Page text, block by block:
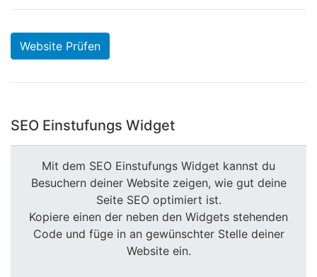
Website Prüfen
SEO Einstufungs Widget
Mit dem SEO Einstufungs Widget kannst du
Besuchern deiner Website zeigen, wie gut deine
Seite SEO optimiert ist.
Kopiere einen der neben den Widgets stehenden
Code und füge in an gewünschter Stelle deiner
Website ein.